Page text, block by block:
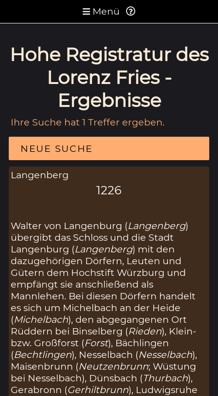
Menü
Hohe Registratur des
Lorenz Fries -
Ergebnisse
Ihre Suche hat 1 Treffer ergeben.
NEUE SUCHE
Langenberg
1226
Walter von Langenburg (Langenberg)
übergibt das Schloss und die Stadt
Langenburg (Langenberg) mit den
dazugehörigen Dörfern, Leuten und
Gütern dem Hochstift Würzburg und
empfängt sie anschließend als
Mannlehen. Bei diesen Dörfern handelt
es sich um Michelbach an der Heide
(Michelbach), den abgegangenen Ort
Rüddern bei Binselberg (Rieden), Klein-
bzw. Großforst (Forst), Bächlingen
(Bechtlingen), Nesselbach (Nesselbach),
Maisenbrunn (Neutzenbrunn; Wüstung
bei Nesselbach), Dünsbach (Thurbach),
Gerabronn (Gerhiltbrunn), Ludwigsruhe